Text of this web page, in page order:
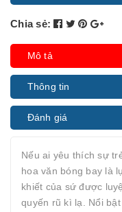
Chia sẻ:
Mô tả
Thông tin
Đánh giá
Nếu ai yêu thích sự
hoa văn bóng bay là
khiết của sứ được
quyến rũ kì lạ. Nổi